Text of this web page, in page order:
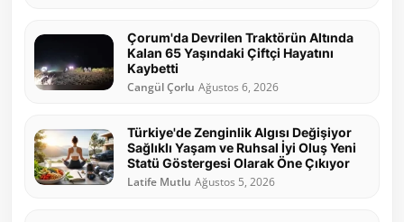
Çorum'da Devrilen Traktörün Altında
Kalan 65 Yaşındaki Çiftçi Hayatını
Kaybetti
Cangül Çorlu Ağustos 6, 2026
Türkiye'de Zenginlik Algısı Değişiyor
Sağlıklı Yaşam ve Ruhsal İyi Oluş Yeni
Statü Göstergesi Olarak Öne Çıkıyor
Latife Mutlu Ağustos 5, 2026